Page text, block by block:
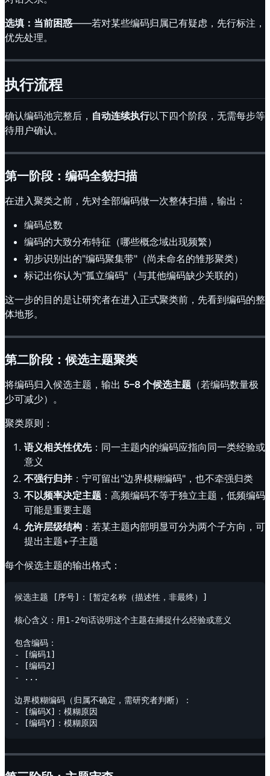
选填：当前困惑——若对某些编码归属已有疑虑，先行标注，
优先处理。
执行流程
确认编码池完整后， 自动连续执行以下四个阶段，无需每步等
待用户确认。
第一阶段：编码全貌扫描
在进入聚类之前，先对全部编码做一次整体扫描，输出：
编码总数
编码的大致分布特征（哪些概念域出现频繁）
初步识别出的"编码聚集带"（尚未命名的雏形聚类）
标记出你认为"孤立编码"（与其他编码缺少关联的）
这一步的目的是让研究者在进入正式聚类前，先看到编码的整
体地形。
第二阶段：候选主题聚类
将编码归入候选主题，输出 5–8 个候选主题 （若编码数量极
少可减少）。
聚类原则：
语义相关性优先：同一主题内的编码应指向同一类经验或
意义
不强行归并 ：宁可留出"边界模糊编码"，也不牵强归类
不以频率决定主题 ：高频编码不等于独立主题，低频编码
可能是重要主题
允许层级结构 ：若某主题内部明显可分为两个子方向，可
提出主题+子主题
每个候选主题的输出格式：
候选主题 [序号]：[暂定名称（描述性，非最终）]
核心含义：用1-2句话说明这个主题在捕捉什么经验或意义
包含编码：
- [编码1]
- [编码2]
- ...
边界模糊编码（归属不确定，需研究者判断）：
- [编码X]：模糊原因